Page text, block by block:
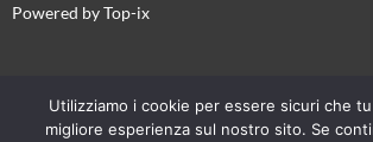
Powered by Top-ix
CinemaUtilizziamo i cookie per essere sicuri che
migliore esperienza sul nostro sito. Se